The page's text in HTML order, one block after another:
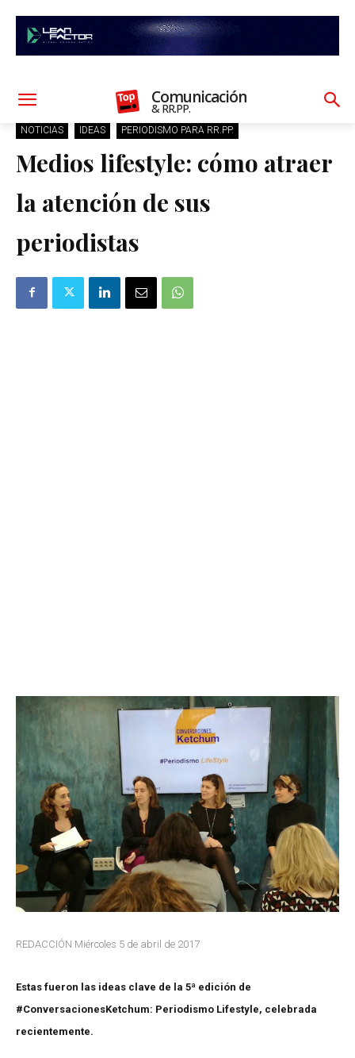
Comunicación
& RR.PP.
NOTICIAS IDEAS PERIODISMO PARA RR.PP.
Medios lifestyle: cómo atraer
la atención de sus
periodistas
REDACCIÓN Miércoles 5 de abril de 2017
Estas fueron las ideas clave de la 5ª edición de
#ConversacionesKetchum: Periodismo Lifestyle, celebrada
recientemente.